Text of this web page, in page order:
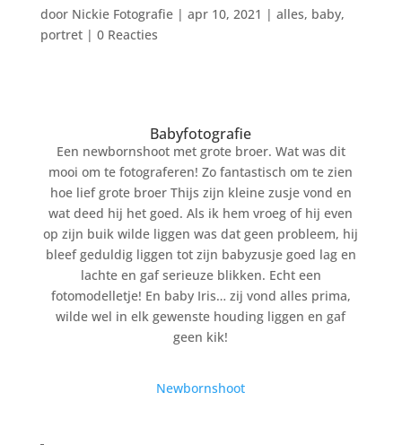
door Nickie Fotografie| apr 10, 2021 | alles, baby,
portret| 0 Reacties
Babyfotografie
Een newbornshoot met grote broer. Wat was dit
mooi om te fotograferen! Zo fantastisch om te zien
hoe lief grote broer Thijs zijn kleine zusje vond en
wat deed hij het goed. Als ik hem vroeg of hij even
op zijn buik wilde liggen was dat geen probleem, hij
bleef geduldig liggen tot zijn babyzusje goed lag en
lachte en gaf serieuze blikken. Echt een
fotomodelletje! En baby Iris… zij vond alles prima,
wilde wel in elk gewenste houding liggen en gaf
geen kik!
Newbornshoot